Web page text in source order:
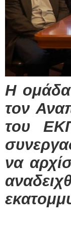
Η ομάδα
τον
του
να